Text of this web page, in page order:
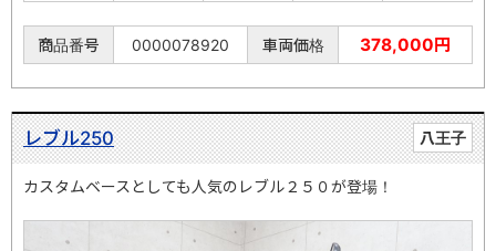
商品番号 0000078920 車両価格 378,000円
八王子
レブル250
カスタムベースとしても人気のレブル２５０が登場！